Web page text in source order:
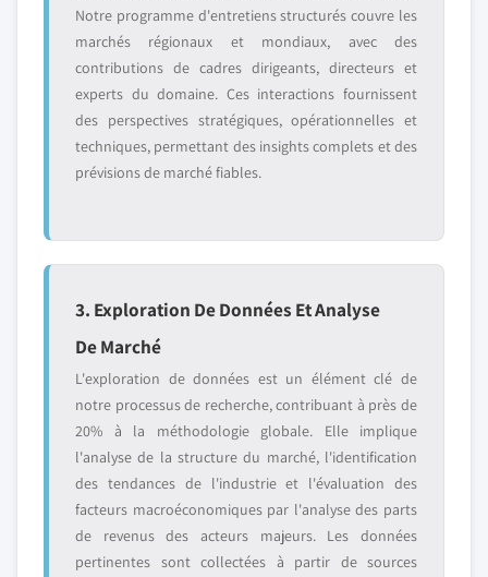
Notre programme d'entretiens structurés couvre les
marchés régionaux et mondiaux, avec des
contributions de cadres dirigeants, directeurs et
experts du domaine. Ces interactions fournissent
des perspectives stratégiques, opérationnelles et
techniques, permettant des insights complets et des
prévisions de marché fiables.
3. Exploration De Données Et Analyse
De Marché
L'exploration de données est un élément clé de
notre processus de recherche, contribuant à près de
20% à la méthodologie globale. Elle implique
l'analyse de la structure du marché, l'identification
des tendances de l'industrie et l'évaluation des
facteurs macroéconomiques par l'analyse des parts
de revenus des acteurs majeurs. Les données
pertinentes sont collectées à partir de sources